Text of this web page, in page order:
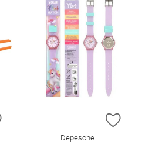
ZUR WUNSCHLISTE HINZUFÜGEN
ZUR
Depesche